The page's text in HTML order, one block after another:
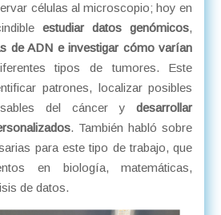
células al microscopio; hoy en
estudiar datos genómicos,
de ADN e investigar cómo varían
tipos de tumores. Este
patrones, localizar posibles
del cáncer ydesarrollar
. También habló sobre
para este tipo de trabajo, que
en biología, matemáticas,
de datos.